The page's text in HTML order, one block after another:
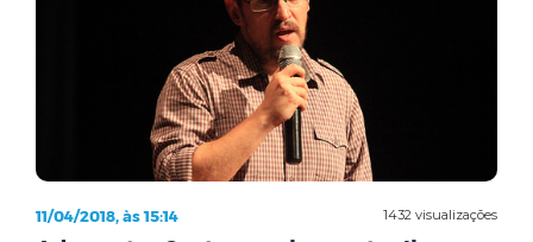
1432 visualizações
11/04/2018, às 15:14